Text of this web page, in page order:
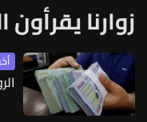
زوارنا يقرأون